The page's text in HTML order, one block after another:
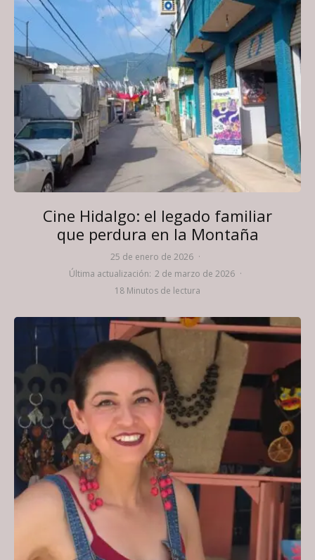
Cine Hidalgo: el legado familiar
que perdura en la Montaña
25 de enero de 2026 ·
Última actualización: 2 de marzo de 2026 ·
18 Minutos de lectura